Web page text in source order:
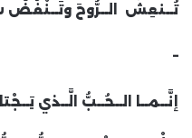
تُــنعِشُ الــرُّوحَ وتَــنْفُضُّ
–
إنَّــمــا الــحُــبُّ الَّــذي